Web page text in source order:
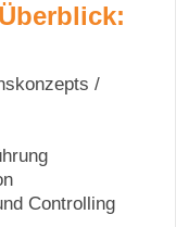
/
Controlling